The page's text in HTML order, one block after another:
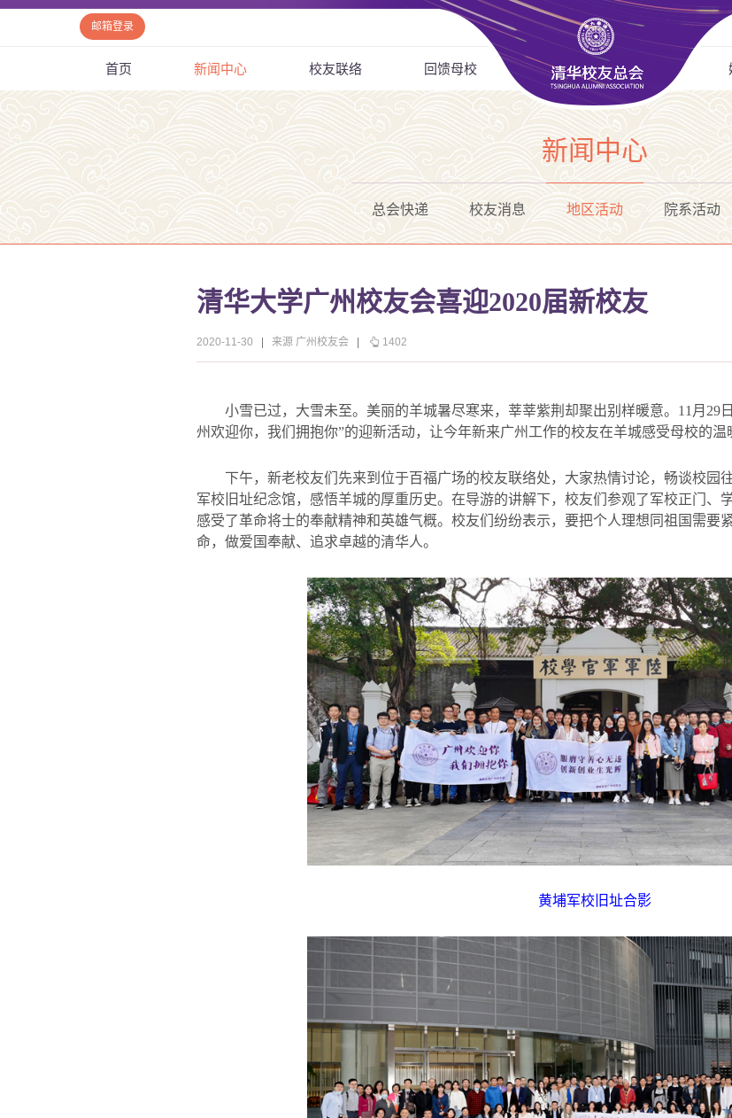
邮箱登录
首页 新闻中心 校友联络 回馈母校
新闻中心
总会快递 校友消息 地区活动 院系活动
清华大学广州校友会喜迎2020届新校友
2020-11-30 来源 广州校友会 1402
小雪已过，大雪未至。美丽的羊城暑尽寒来，莘莘紫荆却聚出别样暖意。 11 月 29
州欢迎你，我们拥抱你”的迎新活动，让今年新来广州工作的校友在羊城感受母校的温
下午，新老校友们先来到位于百福广场的校友联络处，大家热情讨论，畅谈校园
军校旧址纪念馆，感悟羊城的厚重历史。在导游的讲解下，校友们参观了军校正门、
感受了革命将士的奉献精神和英雄气概。校友们纷纷表示，要把个人理想同祖国需要
命，做爱国奉献、追求卓越的清华人。
黄埔军校旧址合影